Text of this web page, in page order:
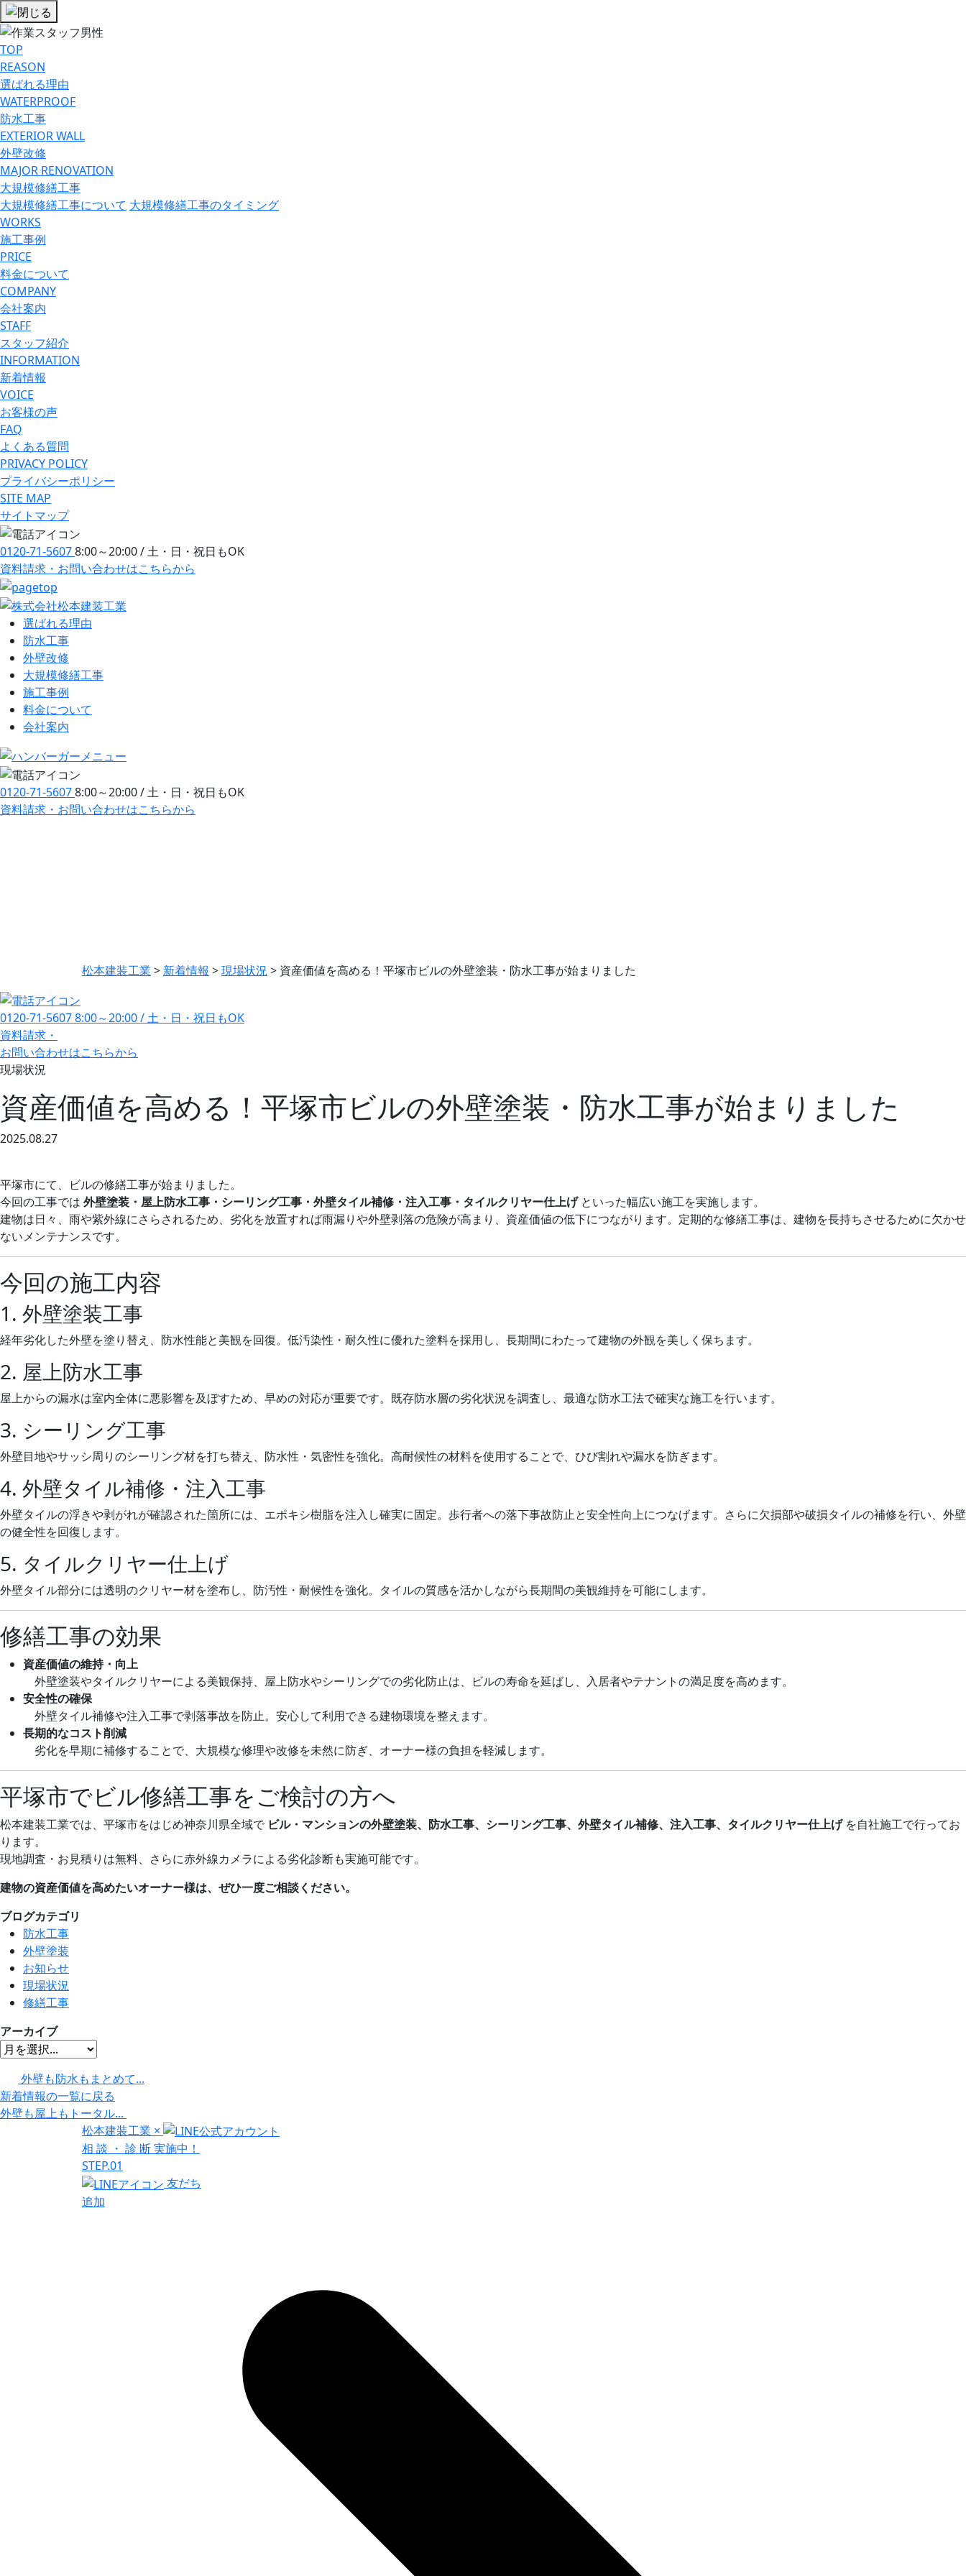
TOP
REASON
選ばれる理由
WATERPROOF
防⽔⼯事
EXTERIOR WALL
外壁改修
MAJOR RENOVATION
大規模修繕工事
大規模修繕工事について 大規模修繕工事のタイミング
WORKS
施工事例
PRICE
料金について
COMPANY
会社案内
STAFF
スタッフ紹介
INFORMATION
新着情報
VOICE
お客様の声
FAQ
よくある質問
PRIVACY POLICY
プライバシーポリシー
SITE MAP
サイトマップ
0120-71-56078:00～20:00 / 土・日・祝日もOK
資料請求・お問い合わせはこちらから
選ばれる理由
防⽔⼯事
外壁改修
大規模修繕工事
施工事例
料金について
会社案内
0120-71-56078:00～20:00 / 土・日・祝日もOK
資料請求・お問い合わせはこちらから
松本建装工業 > 新着情報 >現場状況 > 資産価値を高める！平塚市ビルの外壁塗装・防水工事が始まりました
0120-71-56078:00～20:00 / 土・日・祝日もOK
資料請求・
お問い合わせはこちらから
現場状況
資産価値を高める！平塚市ビルの外壁塗装・防水工事が始まりました
2025.08.27
平塚市にて、ビルの修繕工事が始まりました。
今回の工事では 外壁塗装・屋上防水工事・シーリング工事・外壁タイル補修・注入工事・タイルクリヤー仕上げといった幅広い施工を実施します。
建物は日々、雨や紫外線にさらされるため、劣化を放置すれば雨漏りや外壁剥落の危険が高まり、資産価値の低下につながります。定期的な修繕工事は、建物を長持ちさせるために欠かせ
ないメンテナンスです。
今回の施工内容
1. 外壁塗装工事
経年劣化した外壁を塗り替え、防水性能と美観を回復。低汚染性・耐久性に優れた塗料を採用し、長期間にわたって建物の外観を美しく保ちます。
2. 屋上防水工事
屋上からの漏水は室内全体に悪影響を及ぼすため、早めの対応が重要です。既存防水層の劣化状況を調査し、最適な防水工法で確実な施工を行います。
3. シーリング工事
外壁目地やサッシ周りのシーリング材を打ち替え、防水性・気密性を強化。高耐候性の材料を使用することで、ひび割れや漏水を防ぎます。
4. 外壁タイル補修・注入工事
外壁タイルの浮きや剥がれが確認された箇所には、エポキシ樹脂を注入し確実に固定。歩行者への落下事故防止と安全性向上につなげます。さらに欠損部や破損タイルの補修を行い、外壁
の健全性を回復します。
5. タイルクリヤー仕上げ
外壁タイル部分には透明のクリヤー材を塗布し、防汚性・耐候性を強化。タイルの質感を活かしながら長期間の美観維持を可能にします。
修繕工事の効果
資産価値の維持・向上
外壁塗装やタイルクリヤーによる美観保持、屋上防水やシーリングでの劣化防止は、ビルの寿命を延ばし、入居者やテナントの満足度を高めます。
安全性の確保
外壁タイル補修や注入工事で剥落事故を防止。安心して利用できる建物環境を整えます。
長期的なコスト削減
劣化を早期に補修することで、大規模な修理や改修を未然に防ぎ、オーナー様の負担を軽減します。
平塚市でビル修繕工事をご検討の方へ
松本建装工業では、平塚市をはじめ神奈川県全域で ビル・マンションの外壁塗装、防水工事、シーリング工事、外壁タイル補修、注入工事、タイルクリヤー仕上げを自社施工で行ってお
ります。
現地調査・お見積りは無料、さらに赤外線カメラによる劣化診断も実施可能です。
建物の資産価値を高めたいオーナー様は、ぜひ一度ご相談ください。
ブログカテゴリ
防水工事
外壁塗装
お知らせ
現場状況
修繕工事
アーカイブ
外壁も防水もまとめて...
新着情報の一覧に戻る
外壁も屋上もトータル...
松本建装工業 ×
相 談 ・ 診 断実施中！
STEP.01
友だち
追加